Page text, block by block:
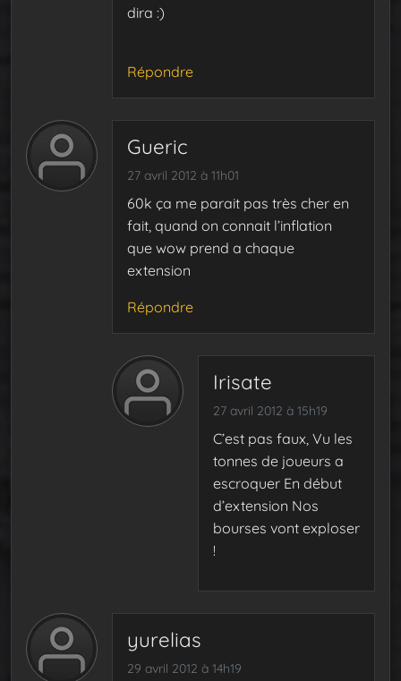
dira :)
Répondre
Gueric
27 avril 2012 à 11h01
60k ça me parait pas très cher en
fait, quand on connait l’inflation
que wow prend a chaque
extension
Répondre
Irisate
27 avril 2012 à 15h19
C’est pas faux, Vu les
tonnes de joueurs a
escroquer En début
d’extension Nos
bourses vont exploser
!
yurelias
29 avril 2012 à 14h19